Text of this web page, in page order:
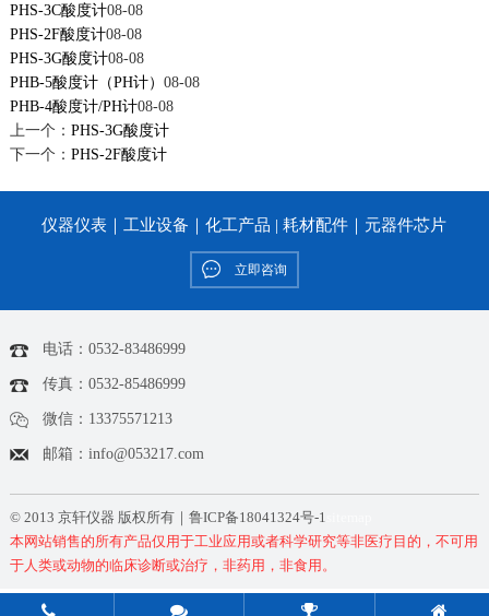
PHS-3C酸度计08-08
PHS-2F酸度计08-08
PHS-3G酸度计08-08
PHB-5酸度计（PH计） 08-08
PHB-4酸度计/PH计08-08
上一个： PHS-3G酸度计
下一个： PHS-2F酸度计
仪器仪表｜工业设备｜化工产品 | 耗材配件｜元器件芯片
立即咨询
电话：0532-83486999
传真：0532-85486999
微信：13375571213
邮箱：info@053217.com
© 2013 京轩仪器 版权所有｜ 鲁ICP备18041324号-1
本网站销售的所有产品仅用于工业应用或者科学研究等非医疗目的，不可用
于人类或动物的临床诊断或治疗，非药用，非食用。